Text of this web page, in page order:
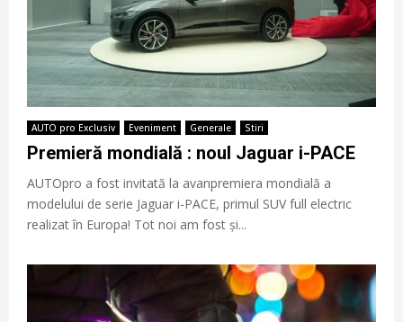
AUTO pro Exclusiv Eveniment Generale Stiri
Premieră mondială : noul Jaguar i-PACE
AUTOpro a fost invitată la avanpremiera mondială a
modelului de serie Jaguar i-PACE, primul SUV full electric
realizat în Europa! Tot noi am fost și...